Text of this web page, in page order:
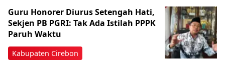
Kabupaten Cirebon
Guru Honorer Diurus Setengah Hati,
Sekjen PB PGRI: Tak Ada Istilah PPPK
Paruh Waktu